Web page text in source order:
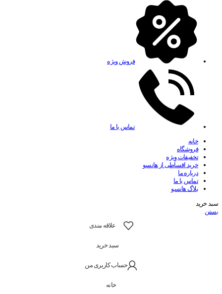
فروش ویژه
تماس با ما
خانه
فروشگاه
تخفیفات وِیژه
خرید اقساطی از هانسو
درباره ما
تماس با ما
بلاگ هانسو
سبد خرید
بستن
علاقه مندی
سبد خرید
حساب کاربری من
خانه